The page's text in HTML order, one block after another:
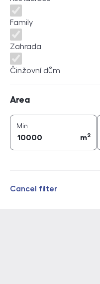
Family
Zahrada
Činžovní dům
Area
Min
m2
Cancel filter